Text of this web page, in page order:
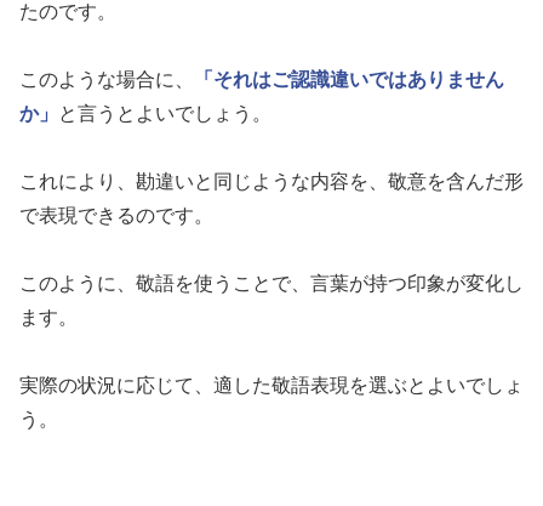
たのです。
このような場合に、
「それはご認識違いではありません
か」
と言うとよいでしょう。
これにより、勘違いと同じような内容を、敬意を含んだ形
で表現できるのです。
このように、敬語を使うことで、言葉が持つ印象が変化し
ます。
実際の状況に応じて、適した敬語表現を選ぶとよいでしょ
う。